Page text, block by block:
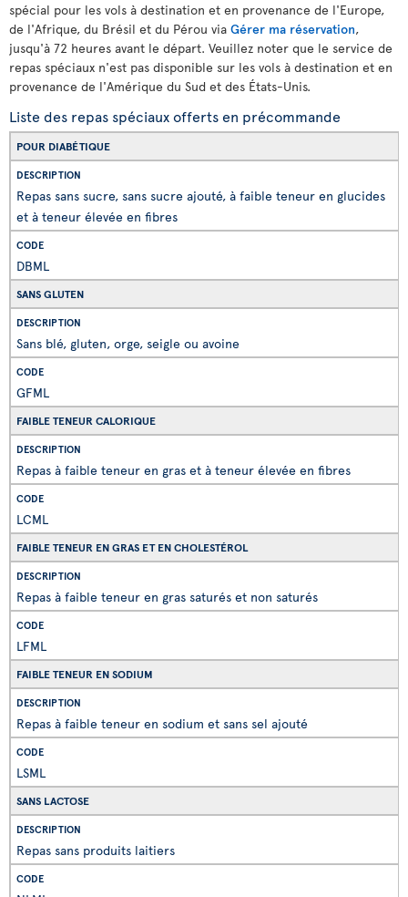
spécial pour les vols à destination et en provenance de l'Europe,
de l'Afrique, du Brésil et du Pérou via Gérer ma réservation,
jusqu'à 72 heures avant le départ. Veuillez noter que le service de
repas spéciaux n'est pas disponible sur les vols à destination et en
provenance de l'Amérique du Sud et des États-Unis.
Liste des repas spéciaux offerts en précommande
POUR DIABÉTIQUE
Repas sans sucre, sans sucre ajouté, à faible teneur en glucides
et à teneur élevée en fibres
DBML
SANS GLUTEN
Sans blé, gluten, orge, seigle ou avoine
GFML
FAIBLE TENEUR CALORIQUE
Repas à faible teneur en gras et à teneur élevée en fibres
LCML
FAIBLE TENEUR EN GRAS ET EN CHOLESTÉROL
Repas à faible teneur en gras saturés et non saturés
LFML
FAIBLE TENEUR EN SODIUM
Repas à faible teneur en sodium et sans sel ajouté
LSML
SANS LACTOSE
Repas sans produits laitiers